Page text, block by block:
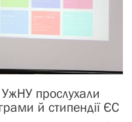
прослухали
й стипендії ЄС